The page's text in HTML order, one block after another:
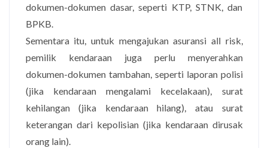
dokumen-dokumen dasar, seperti KTP, STNK, dan
BPKB.
Sementara itu, untuk mengajukan asuransi all risk,
pemilik kendaraan juga perlu menyerahkan
dokumen-dokumen tambahan, seperti laporan polisi
(jika kendaraan mengalami kecelakaan), surat
kehilangan (jika kendaraan hilang), atau surat
keterangan dari kepolisian (jika kendaraan dirusak
orang lain).